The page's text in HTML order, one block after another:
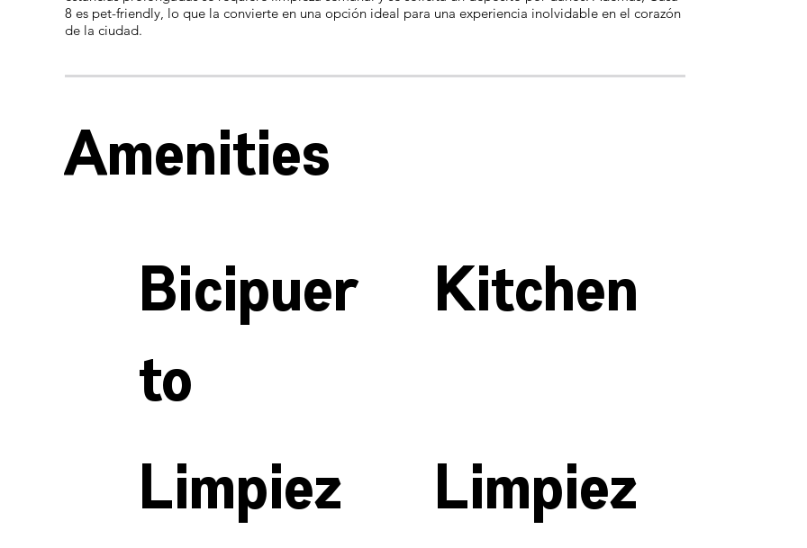
Amenities
Bicipuer
to
Kitchen
Limpiez
Limpiez
8 es pet-friendly, lo que la convierte en una opción ideal para una experiencia inolvidable en el corazón
de la ciudad.